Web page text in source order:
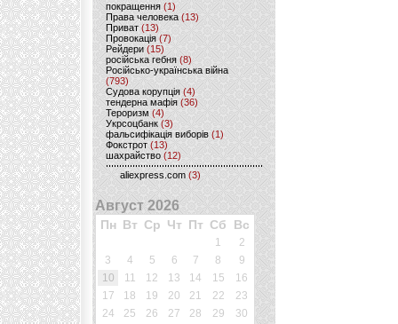
покращення (1)
Права человека(13)
Приват (13)
Провокація (7)
Рейдери (15)
російська гебня (8)
Російсько-українська війна
(793)
Судова корупція (4)
тендерна мафія (36)
Тероризм (4)
Укрсоцбанк (3)
фальсифікація виборів (1)
Фокстрот(13)
шахрайство (12)
aliexpress.com (3)
Август 2026
Пн Вт Ср Чт Пт Сб Вс
1
2
3
4 5 6 7 8
9
10
11 12 13 14 15
16
17
18 19 20 21 22
23
24
25 26 27 28 29
30